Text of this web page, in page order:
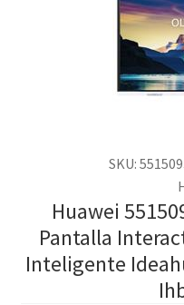
SKU:
Huawei
Pantalla
Inteligente